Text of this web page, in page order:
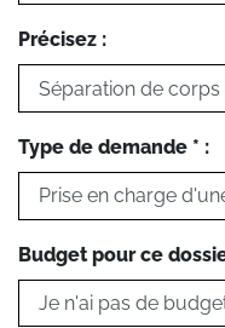
Précisez :
Type de demande * :
Budget pour ce